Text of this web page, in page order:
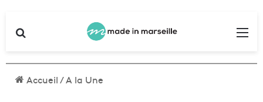
Accueil/A la Une